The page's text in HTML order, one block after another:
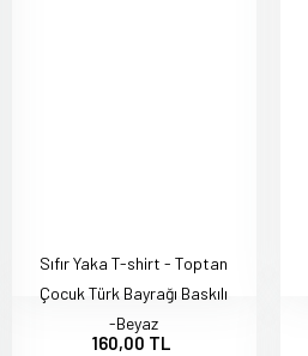
Sıfır Yaka T-shirt - Toptan
Çocuk Türk Bayrağı Baskılı
-Beyaz
160,00 TL